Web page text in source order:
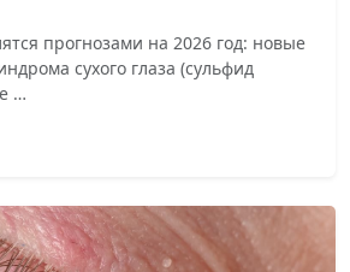
прогнозами на 2026 год: новые
сухого глаза (сульфид
…